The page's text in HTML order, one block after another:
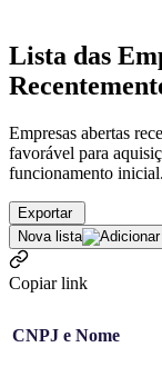
Lista das
Empresas abertas
favorável para
funcionamento inicial.
Exportar
Nova lista
Copiar link
CNPJ e Nome